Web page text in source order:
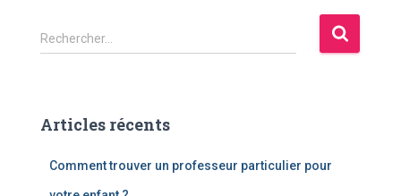
R
e
r
Rechercher…
Articles récents
Comment trouver un professeur particulier pour